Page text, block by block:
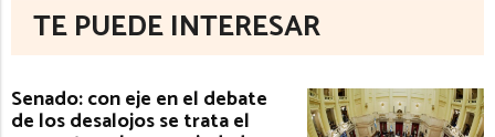
TE PUEDE INTERESAR
Senado: con eje en el debate
de los desalojos se trata el